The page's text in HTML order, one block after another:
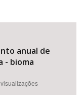
anual de
- bioma